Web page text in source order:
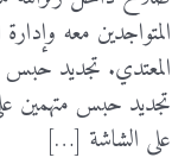
المتواجدين معه
المعتدي. تجديد حبس
تجديد حبس متهمين
على الشاشة […]